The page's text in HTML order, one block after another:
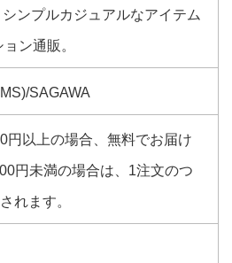
ンプルカジュアルなアイテム
ン通販。
SAGAWA
円以上の場合、無料でお届け
円未満の場合は、1注文のつ
れます。